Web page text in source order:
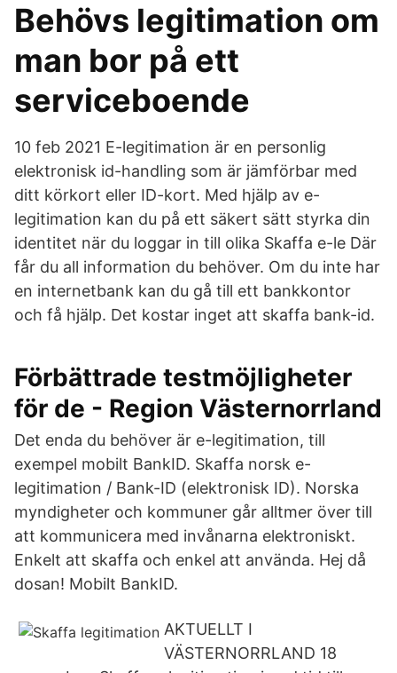
Behövs legitimation om
man bor på ett
serviceboende
10 feb 2021 E-legitimation är en personlig
elektronisk id-handling som är jämförbar med
ditt körkort eller ID-kort. Med hjälp av e-
legitimation kan du på ett säkert sätt styrka din
identitet när du loggar in till olika Skaffa e-le Där
får du all information du behöver. Om du inte har
en internetbank kan du gå till ett bankkontor
och få hjälp. Det kostar inget att skaffa bank-id.
Förbättrade testmöjligheter
för de - Region Västernorrland
Det enda du behöver är e-legitimation, till
exempel mobilt BankID. Skaffa norsk e-
legitimation / Bank-ID (elektronisk ID). Norska
myndigheter och kommuner går alltmer över till
att kommunicera med invånarna elektroniskt.
Enkelt att skaffa och enkel att använda. Hej då
dosan! Mobilt BankID.
AKTUELLT I
VÄSTERNORRLAND 18